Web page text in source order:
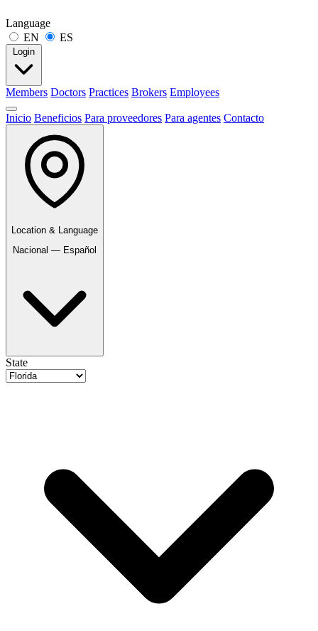
Language
EN
ES
Login
Members Doctors Practices Brokers Employees
Inicio Beneficios Para proveedores Para agentes Contacto
Location & Language
Nacional — Español
State